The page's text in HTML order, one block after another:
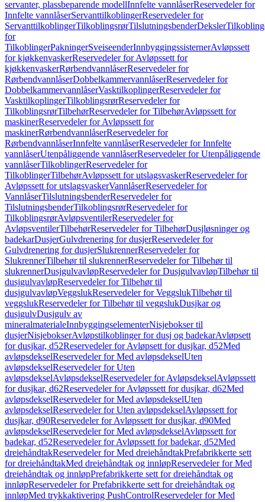
servanter, plassbeparende modellInnfelte vannlåserReservedeler for
Innfelte vannlåserServanttilkoblingerReservedeler for
ServanttilkoblingerTilkoblingsrørTilslutningsbenderDeksler
for
TilkoblingerPakningerSveiseenderInnbyggingssisternerAvløpssett
for kjøkkenvaskerReservedeler for Avløpssett for
kjøkkenvaskerRørbendvannlåserReservedeler for
RørbendvannlåserDobbelkammervannlåserReservedeler for
DobbelkammervannlåserVasktilkoplingerReservedeler for
VasktilkoplingerTilkoblingsrørReservedeler for
TilkoblingsrørTilbehørReservedeler for TilbehørAvløpssett for
maskinerReservedeler for Avløpssett for
maskinerRørbendvannlåserReservedeler for
RørbendvannlåserInnfelte vannlåserReservedeler for Innfelte
vannlåserUtenpåliggende vannlåserReservedeler for Utenpåliggende
vannlåserTilkoblingerReservedeler for
TilkoblingerTilbehørAvløpssett for utslagsvaskerReservedeler for
Avløpssett for utslagsvaskerVannlåserReservedeler for
VannlåserTilslutningsbenderReservedeler for
TilslutningsbenderTilkoblingsrørReservedeler for
TilkoblingsrørAvløpsventilerReservedeler for
AvløpsventilerTilbehørReservedeler for TilbehørDusjløsninger og
badekarDusjerGulvdrenering for dusjerReservedeler for
Gulvdrenering for dusjerSlukrennerReservedeler for
SlukrennerTilbehør til slukrennerReservedeler for Tilbehør til
slukrennerDusjgulvavløpReservedeler for DusjgulvavløpTilbehør til
dusjgulvavløpReservedeler for Tilbehør til
dusjgulvavløpVeggslukReservedeler for VeggslukTilbehør til
veggslukReservedeler for Tilbehør til veggslukDusjkar og
dusjgulvDusjgulv av
mineralmaterialeInnbyggingselementerNisjebokser til
dusjerNisjebokserAvløpstilkoblinger for dusj og badekarAvløpsett
for dusjkar, d52Reservedeler for Avløpsett for dusjkar, d52Med
avløpsdekselReservedeler for Med avløpsdekselUten
avløpsdekselReservedeler for Uten
avløpsdekselAvløpsdekselReservedeler for AvløpsdekselAvløpssett
for dusjkar, d62Reservedeler for Avløpssett for dusjkar, d62Med
avløpsdekselReservedeler for Med avløpsdekselUten
avløpsdekselReservedeler for Uten avløpsdekselAvløpssett for
dusjkar, d90Reservedeler for Avløpssett for dusjkar, d90Med
avløpsdekselReservedeler for Med avløpsdekselAvløpssett for
badekar, d52Reservedeler for Avløpssett for badekar, d52Med
dreiehåndtakReservedeler for Med dreiehåndtakPrefabrikkerte sett
for dreiehåndtakMed dreiehåndtak og innløpReservedeler for Med
dreiehåndtak og innløpPrefabrikkerte sett for dreiehåndtak og
innløpReservedeler for Prefabrikkerte sett for dreiehåndtak og
innløpMed trykkaktivering PushControlReservedeler for Med